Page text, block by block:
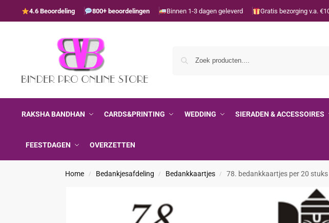
4.6 Beoordeling 800+ beoordelingen Binnen 1-3 dagen geleverd Gratis bezorging v.a.
RAKSHA BANDHAN CARDS&PRINTING WEDDING SIERADEN & ACCESSOIRES
FEESTDAGEN OVERZETTEN
Home / Bedankjesafdeling / Bedankkaartjes / 78. bedankkaartjes per 20